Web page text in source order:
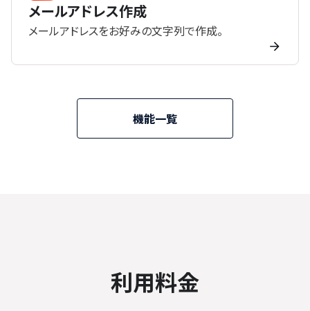
メールアドレス作成
メールアドレスをお好みの文字列で作成。
機能一覧
利用料金